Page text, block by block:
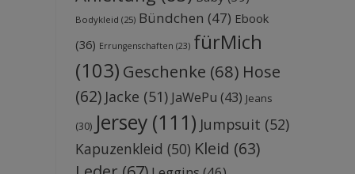
Bodykleid (25) Bündchen (47) Ebook
(36) Errungenschaften (23) fürMich
(103) Geschenke (68) Hose
(62) Jacke (51) JaWePu (43) Jeans
(30) Jersey(111) Jumpsuit (52)
Kapuzenkleid (50) Kleid (63)